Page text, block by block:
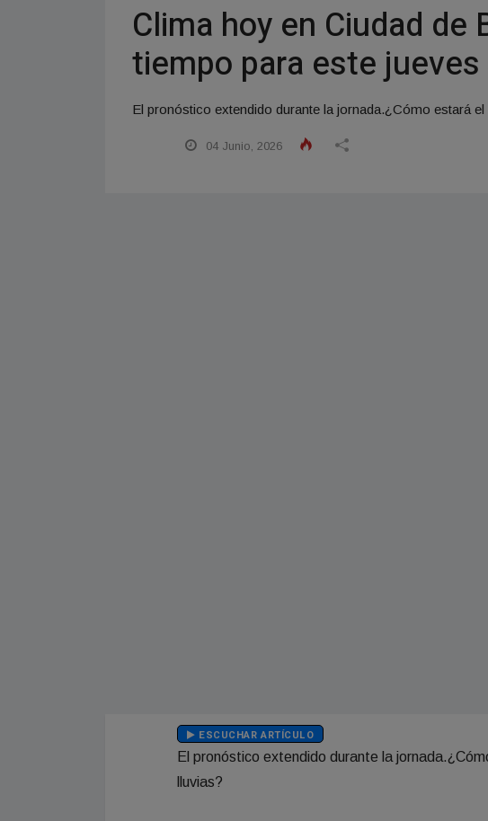
Clima hoy en Ciudad
tiempo para este
El pronóstico extendido durante la jornada.¿Cómo estará
04 Junio, 2026
ESCUCHAR ARTÍCULO
El pronóstico extendido durante la
lluvias?